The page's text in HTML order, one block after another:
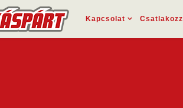
Kapcsolat Csatlakozz